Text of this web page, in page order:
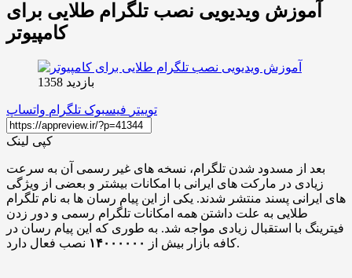
آموزش ویدیویی نصب تلگرام طلایی برای
کامپیوتر
بازدید 1358
توییتر فیسبوک تلگرام واتساپ
کپی لینک
بعد از مسدود شدن تلگرام، نسخه های غیر رسمی آن به سرعت
زیادی در مارکت های ایرانی با امکانات بیشتر و بعضی از ویژگی
های ایرانی پسند منتشر شدند. یکی از این پیام رسان ها به نام تلگرام
طلایی به علت داشتن همه امکانات تلگرام رسمی و دور زدن
فیترینگ با استقبال زیادی مواجه شد. به طوری که این پیام رسان در
کافه بازار بیش از
۱۴۰۰۰۰۰۰ نصب فعال دارد.